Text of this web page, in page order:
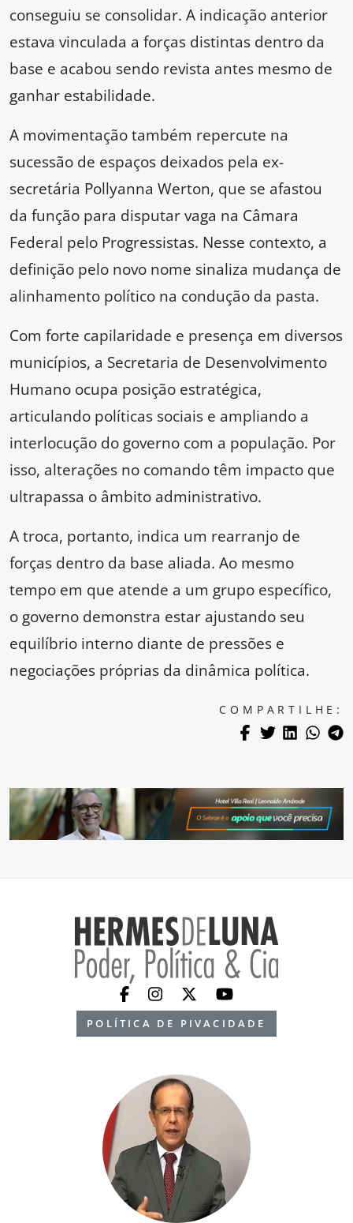
conseguiu se consolidar. A indicação anterior
estava vinculada a forças distintas dentro da
base e acabou sendo revista antes mesmo de
ganhar estabilidade.
A movimentação também repercute na
sucessão de espaços deixados pela ex-
secretária Pollyanna Werton, que se afastou
da função para disputar vaga na Câmara
Federal pelo Progressistas. Nesse contexto, a
definição pelo novo nome sinaliza mudança de
alinhamento político na condução da pasta.
Com forte capilaridade e presença em diversos
municípios, a Secretaria de Desenvolvimento
Humano ocupa posição estratégica,
articulando políticas sociais e ampliando a
interlocução do governo com a população. Por
isso, alterações no comando têm impacto que
ultrapassa o âmbito administrativo.
A troca, portanto, indica um rearranjo de
forças dentro da base aliada. Ao mesmo
tempo em que atende a um grupo específico,
o governo demonstra estar ajustando seu
equilíbrio interno diante de pressões e
negociações próprias da dinâmica política.
COMPARTILHE:
POLÍTICA DE PIVACIDADE